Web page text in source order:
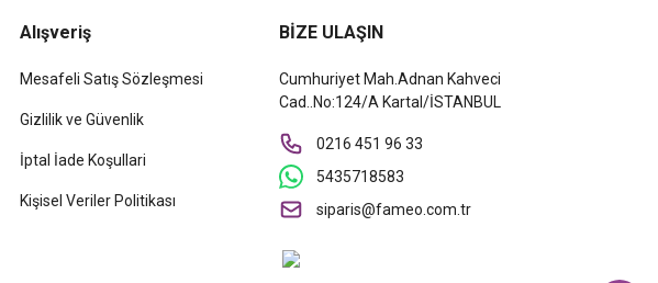
Alışveriş
Mesafeli Satış Sözleşmesi
Gizlilik ve Güvenlik
İptal İade Koşullari
Kişisel Veriler Politikası
BİZE ULAŞIN
Cumhuriyet Mah.Adnan Kahveci
Cad..No:124/A Kartal/İSTANBUL
0216 451 96 33
5435718583
siparis@fameo.com.tr